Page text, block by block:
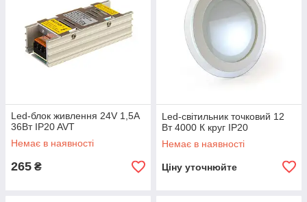
Led-блок живлення 24V 1,5A
36Вт IP20 AVT
Немає в наявності
265 ₴
Led-світильник точковий 12
Вт 4000 К круг IP20
Немає в наявності
Ціну уточнюйте